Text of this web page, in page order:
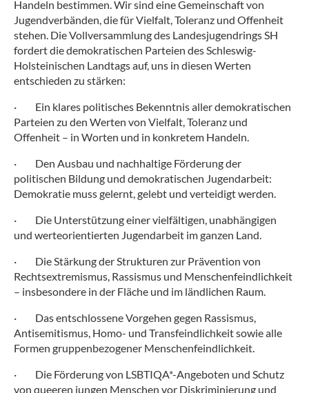
Handeln bestimmen. Wir sind eine Gemeinschaft von
Jugendverbänden, die für Vielfalt, Toleranz und Offenheit
stehen. Die Vollversammlung des Landesjugendrings SH
fordert die demokratischen Parteien des Schleswig-
Holsteinischen Landtags auf, uns in diesen Werten
entschieden zu stärken:
· Ein klares politisches Bekenntnis aller demokratischen
Parteien zu den Werten von Vielfalt, Toleranz und
Offenheit – in Worten und in konkretem Handeln.
· Den Ausbau und nachhaltige Förderung der
politischen Bildung und demokratischen Jugendarbeit:
Demokratie muss gelernt, gelebt und verteidigt werden.
· Die Unterstützung einer vielfältigen, unabhängigen
und werteorientierten Jugendarbeit im ganzen Land.
· Die Stärkung der Strukturen zur Prävention von
Rechtsextremismus, Rassismus und Menschenfeindlichkeit
– insbesondere in der Fläche und im ländlichen Raum.
· Das entschlossene Vorgehen gegen Rassismus,
Antisemitismus, Homo- und Transfeindlichkeit sowie alle
Formen gruppenbezogener Menschenfeindlichkeit.
· Die Förderung von LSBTIQA*-Angeboten und Schutz
von queeren jungen Menschen vor Diskriminierung und